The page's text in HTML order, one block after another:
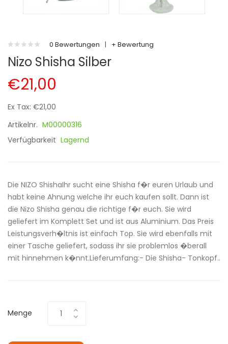
0 Bewertungen | + Bewertung
Nizo Shisha Silber
€21,00
Ex Tax: €21,00
Artikelnr. M00000316
Verfügbarkeit Lagernd
Die NIZO ShishaIhr sucht eine Shisha f�r euren Urlaub und
habt keine Ahnung welche ihr euch kaufen sollt. Dann ist
die Nizo Shisha genau die richtige f�r euch. Sie wird
geliefert im Komplett Set und ist aus Aluminium. Das Preis
Leistungsverh�ltnis ist einfach Top. Sie wird ebenfalls mit
einer Tasche geliefert, sodass ihr sie problemlos �berall
mit hinnehmen k�nnt.Lieferumfang:- Die Shisha- Tonkopf..
Menge